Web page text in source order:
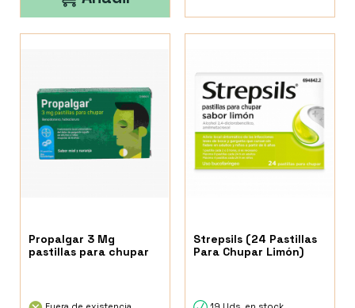
Propalgar 3 Mg
pastillas para chupar
Strepsils (24 Pastillas
Para Chupar Limón)